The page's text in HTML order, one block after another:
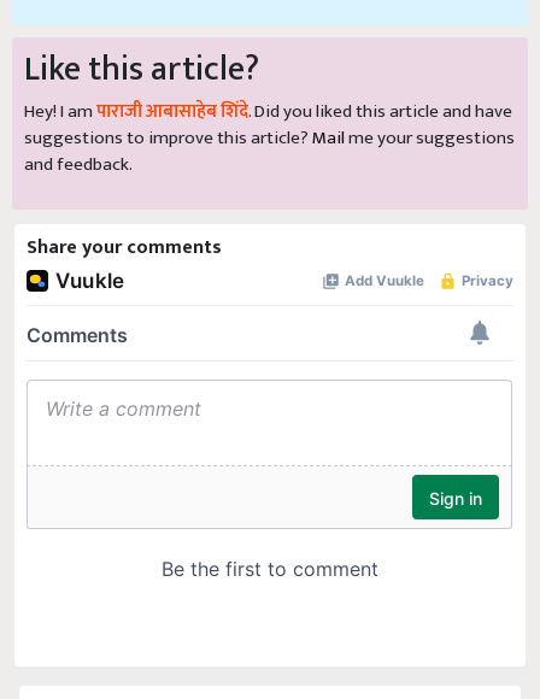
Like this article?
Hey! I amपाराजी आबासाहेब शिंदे. Did you liked this article and have
suggestions to improve this article?Mailme your suggestions
and feedback.
Share your comments